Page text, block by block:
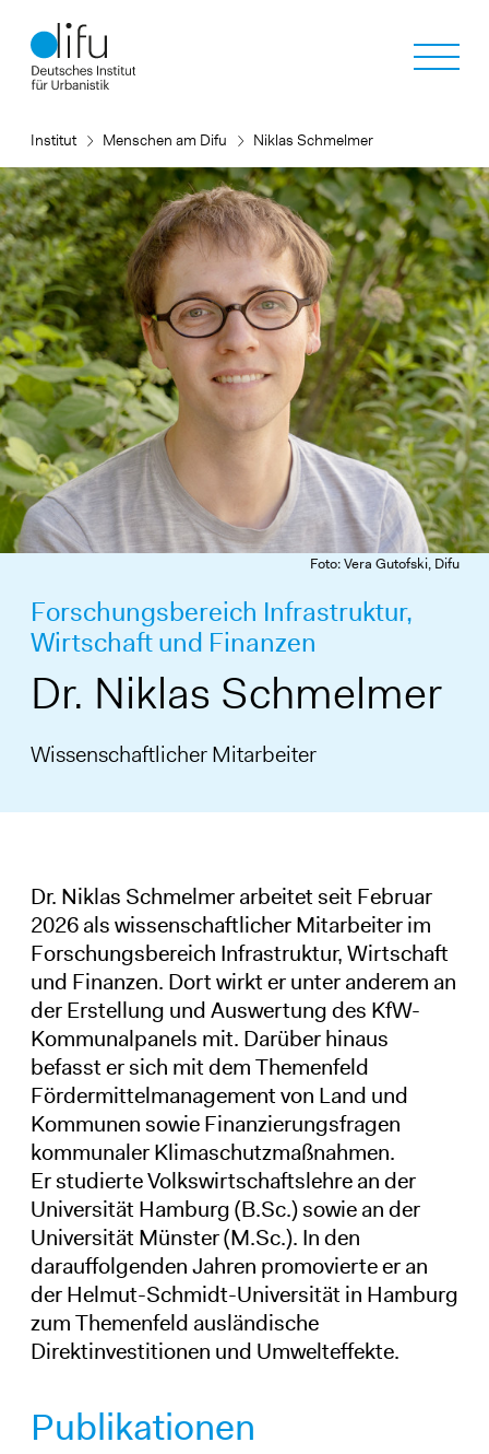
zum
Inhalt
Institut Menschen am Difu Niklas Schmelmer
Foto: Vera Gutofski, Difu
Forschungsbereich Infrastruktur,
Wirtschaft und Finanzen
Dr. Niklas Schmelmer
Wissenschaftlicher Mitarbeiter
Dr. Niklas Schmelmer arbeitet seit Februar
2026 als wissenschaftlicher Mitarbeiter im
Forschungsbereich Infrastruktur, Wirtschaft
und Finanzen. Dort wirkt er unter anderem an
der Erstellung und Auswertung des KfW-
Kommunalpanels mit. Darüber hinaus
befasst er sich mit dem Themenfeld
Fördermittelmanagement von Land und
Kommunen sowie Finanzierungsfragen
kommunaler Klimaschutzmaßnahmen.
Er studierte Volkswirtschaftslehre an der
Universität Hamburg (B.Sc.) sowie an der
Universität Münster (M.Sc.). In den
darauffolgenden Jahren promovierte er an
der Helmut-Schmidt-Universität in Hamburg
zum Themenfeld ausländische
Direktinvestitionen und Umwelteffekte.
Publikationen